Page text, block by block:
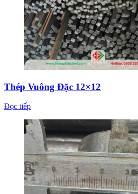
Thép Vuông Đặc 12×12
Đọc tiếp